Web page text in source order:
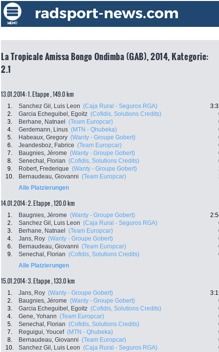
La Tropicale Amissa Bongo Ondimba (GAB), 2014, Kategorie:
2.1
13.01.2014: 1. Etappe , 149.0 km
1. Sanchez Gil, Luis Leon (Caja Rural - Seguros RGA)
2.
Garcia Echeguibel, Egoitz (Cofidis, Solutions Credits)
3.
Berhane, Natnael (Team Europcar)
4.
Gerdemann, Linus (MTN - Qhubeka)
5.
Habeaux, Gregory (Wanty - Groupe Gobert)
6.
Jeandesboz, Fabrice (Team Europcar)
7.
Baugnies, Jérome (Wanty - Groupe Gobert)
8.
Senechal, Florian (Cofidis, Solutions Credits)
9.
Robert, Frederique (Wanty - Groupe Gobert)
10.
Bernaudeau, Giovanni (Team Europcar)
Alle Platzierungen
14.01.2014: 2. Etappe , 120.0 km
1. Baugnies, Jérome (Wanty - Groupe Gobert)
2.
Sanchez Gil, Luis Leon (Caja Rural - Seguros RGA)
3.
Berhane, Natnael (Team Europcar)
4.
Jans, Roy (Wanty - Groupe Gobert)
6.
Bernaudeau, Giovanni (Team Europcar)
9.
Senechal, Florian (Cofidis, Solutions Credits)
Alle Platzierungen
15.01.2014: 3. Etappe , 133.0 km
1. Jans, Roy (Wanty - Groupe Gobert)
2.
Baugnies, Jérome (Wanty - Groupe Gobert)
3.
Garcia Echeguibel, Egoitz (Cofidis, Solutions Credits)
4.
Gene, Yohann (Team Europcar)
5.
Senechal, Florian (Cofidis, Solutions Credits)
7.
Reguigui, Youcef (MTN - Qhubeka)
8.
Bernaudeau, Giovanni (Team Europcar)
10.
Sanchez Gil, Luis Leon (Caja Rural - Seguros RGA)